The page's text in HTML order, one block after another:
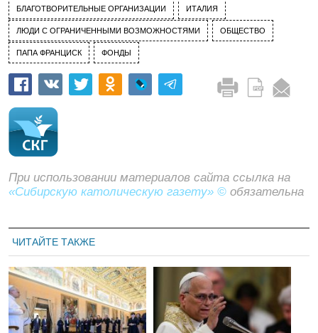
БЛАГОТВОРИТЕЛЬНЫЕ ОРГАНИЗАЦИИ ИТАЛИЯ
ЛЮДИ С ОГРАНИЧЕННЫМИ ВОЗМОЖНОСТЯМИ ОБЩЕСТВО
ПАПА ФРАНЦИСК ФОНДЫ
При использовании материалов сайта ссылка на
«Сибирскую католическую газету» © обязательна
ЧИТАЙТЕ ТАКЖЕ